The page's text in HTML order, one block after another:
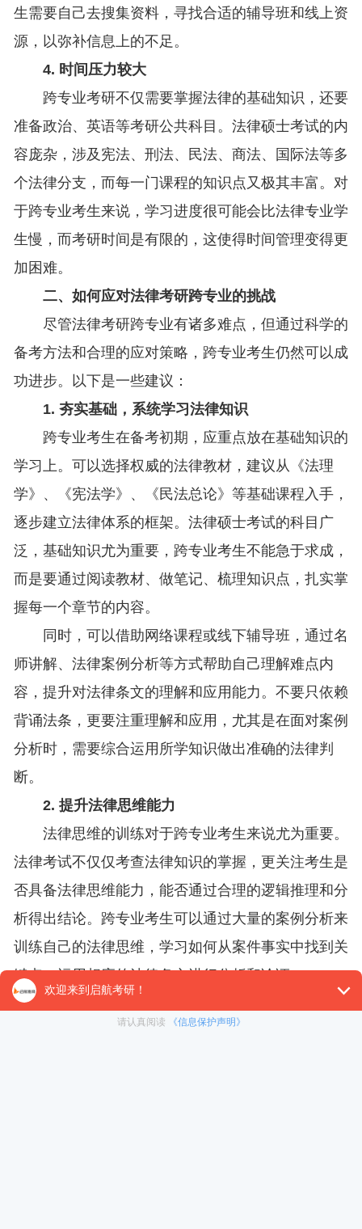
生需要自己去搜集资料，寻找合适的辅导班和线上资
源，以弥补信息上的不足。
4. 时间压力较大
跨专业考研不仅需要掌握法律的基础知识，还要
准备政治、英语等考研公共科目。法律硕士考试的内
容庞杂，涉及宪法、刑法、民法、商法、国际法等多
个法律分支，而每一门课程的知识点又极其丰富。对
于跨专业考生来说，学习进度很可能会比法律专业学
生慢，而考研时间是有限的，这使得时间管理变得更
加困难。
二、如何应对法律考研跨专业的挑战
尽管法律考研跨专业有诸多难点，但通过科学的
备考方法和合理的应对策略，跨专业考生仍然可以成
功进步。以下是一些建议：
1. 夯实基础，系统学习法律知识
跨专业考生在备考初期，应重点放在基础知识的
学习上。可以选择权威的法律教材，建议从《法理
学》、《宪法学》、《民法总论》等基础课程入手，
逐步建立法律体系的框架。法律硕士考试的科目广
泛，基础知识尤为重要，跨专业考生不能急于求成，
而是要通过阅读教材、做笔记、梳理知识点，扎实掌
握每一个章节的内容。
同时，可以借助网络课程或线下辅导班，通过名
师讲解、法律案例分析等方式帮助自己理解难点内
容，提升对法律条文的理解和应用能力。不要只依赖
背诵法条，更要注重理解和应用，尤其是在面对案例
分析时，需要综合运用所学知识做出准确的法律判
断。
2. 提升法律思维能力
法律思维的训练对于跨专业考生来说尤为重要。
法律考试不仅仅考查法律知识的掌握，更关注考生是
否具备法律思维能力，能否通过合理的逻辑推理和分
析得出结论。跨专业考生可以通过大量的案例分析来
训练自己的法律思维，学习如何从案件事实中找到关
键点，运用相应的法律条文进行分析和论证。
习，熟悉出题模式，找到答题的逻辑链条。在答题